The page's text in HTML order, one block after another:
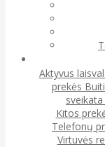
Aktyvus
prekės
sveikata
Kitos
Telefonų
Virtuvės